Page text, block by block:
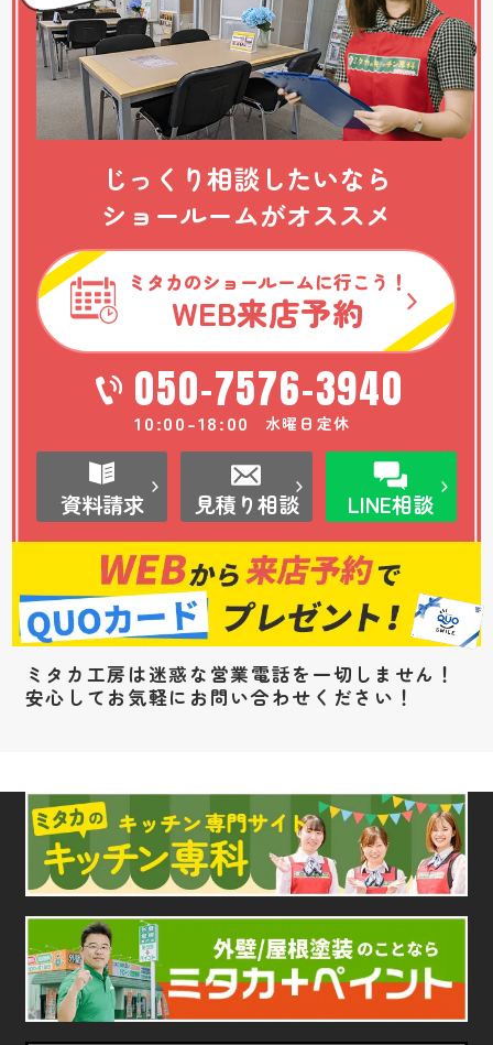
じっくり相談したいなら
ショールームがオススメ
ミタカのショールームに行こう！
WEB来店予約
050-7576-3940
10:00-18:00 水曜日定休
資料請求 見積り相談 LINE相談
ミタカ工房は迷惑な営業電話を一切しません！
安心してお気軽にお問い合わせください！